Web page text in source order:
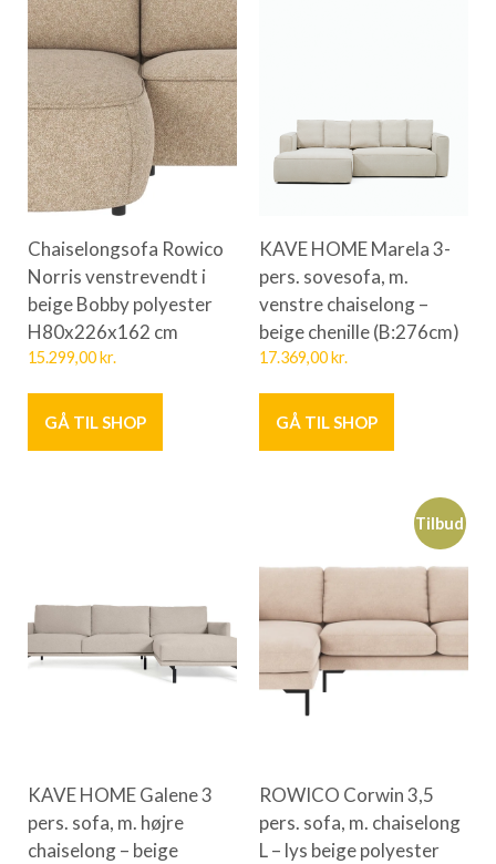
Chaiselongsofa Rowico
Norris venstrevendt i
beige Bobby polyester
H80x226x162 cm
15.299,00kr.
GÅ TIL SHOP
KAVE HOME Marela 3-
pers. sovesofa, m.
venstre chaiselong –
beige chenille (B:276cm)
17.369,00kr.
GÅ TIL SHOP
KAVE HOME Galene 3
pers. sofa, m. højre
chaiselong – beige
Tilbud
ROWICO Corwin 3,5
pers. sofa, m. chaiselong
L – lys beige polyester